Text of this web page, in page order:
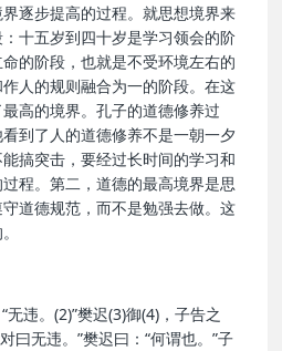
逐步提高的过程。就思想境界来
十五岁到四十岁是学习领会的阶
的阶段，也就是不受环境左右的
人的规则融合为一的阶段。在这
高的境界。孔子的道德修养过
到了人的道德修养不是一朝一夕
搞突击，要经过长时间的学习和
程。第二，道德的最高境界是思
道德规范，而不是勉强去做。这
违。(2)”樊迟(3)御(4)，子告之
曰无违。”樊迟曰：“何谓也。”子